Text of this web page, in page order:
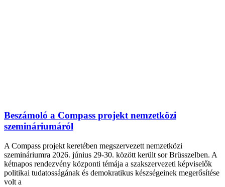
Beszámoló a Compass projekt nemzetközi
szemináriumáról
A Compass projekt keretében megszervezett nemzetközi
szemináriumra 2026. június 29-30. között került sor Brüsszelben. A
kétnapos rendezvény központi témája a szakszervezeti képviselők
politikai tudatosságának és demokratikus készségeinek megerősítése
volt a